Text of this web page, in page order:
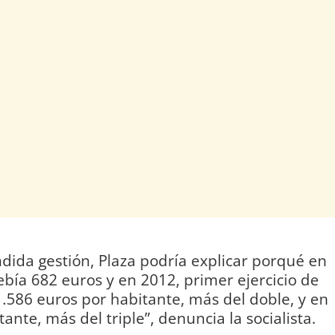
gestión, Plaza podría explicar porqué en
682 euros y en 2012, primer ejercicio de
euros por habitante, más del doble, y en
más del triple”, denuncia la socialista.